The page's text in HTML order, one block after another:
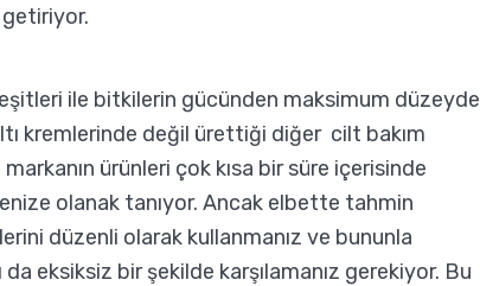
ile bitkilerin gücünden maksimum düzeyde
kremlerinde değil ürettiği diğer cilt bakım
ürünleri çok kısa bir süre içerisinde
olanak tanıyor. Ancak elbette tahmin
düzenli olarak kullanmanız ve bununla
eksiksiz bir şekilde karşılamanız gerekiyor. Bu